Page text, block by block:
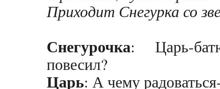
Приходит Снегурка со
Снегурочка: Царь-
повесил?
Царь: А чему